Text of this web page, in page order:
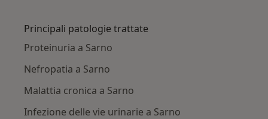
Principali patologie trattate
Proteinuria a Sarno
Nefropatia a Sarno
Malattia cronica a Sarno
Infezione delle vie urinarie a Sarno